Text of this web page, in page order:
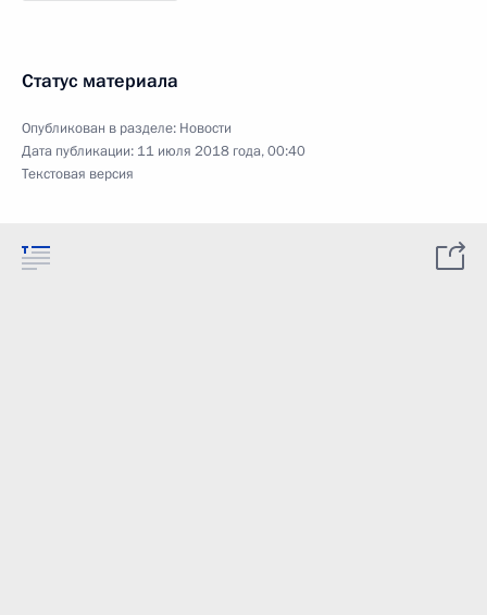
Статус материала
Опубликован в разделе: Новости
Дата публикации: 11 июля 2018 года, 00:40
Текстовая версия